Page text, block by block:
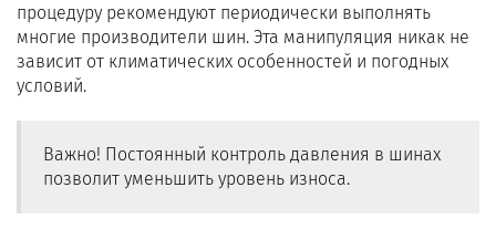
процедуру рекомендуют периодически выполнять
многие производители шин. Эта манипуляция никак не
зависит от климатических особенностей и погодных
условий.
Важно! Постоянный контроль давления в шинах
позволит уменьшить уровень износа.